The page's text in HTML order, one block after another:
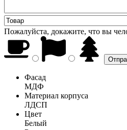
Пожалуйста, докажите, что вы
Фасад
МДФ
Материал корпуса
ЛДСП
Цвет
Белый